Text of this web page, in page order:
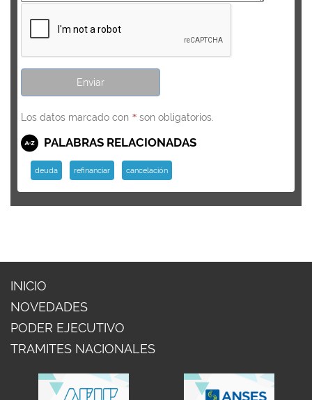
Los datos marcado con * son obligatorios.
PALABRAS RELACIONADAS
deuda refinanciar cancelación
INICIO
NOVEDADES
PODER EJECUTIVO
TRAMITES NACIONALES